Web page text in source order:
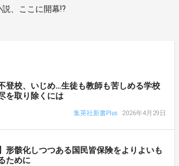
、ここに開幕!?
登校、いじめ…生徒も教師も苦しめる学校
を取り除くには
集英社新書Plus 2026年4月29日
形骸化しつつある国民皆保険をよりよいも
ために